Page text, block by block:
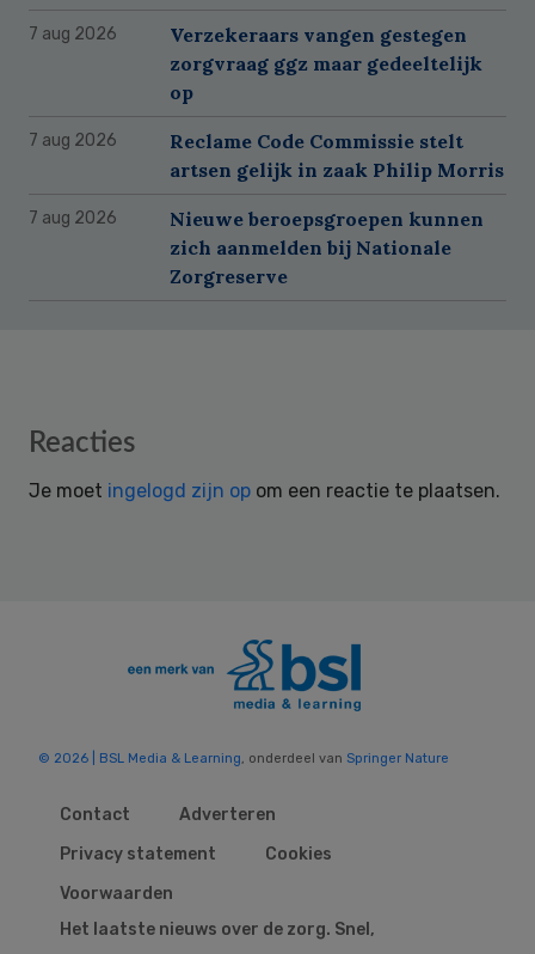
7 aug 2026
Verzekeraars vangen gestegen
zorgvraag ggz maar gedeeltelijk
op
7 aug 2026
Reclame Code Commissie stelt
artsen gelijk in zaak Philip Morris
7 aug 2026
Nieuwe beroepsgroepen kunnen
zich aanmelden bij Nationale
Zorgreserve
Reader
Reacties
Je moet ingelogd zijn op om een reactie te plaatsen.
© 2026 | BSL Media & Learning, onderdeel van Springer Nature
Contact
Adverteren
Privacy statement
Cookies
Voorwaarden
Het laatste nieuws over de zorg. Snel,